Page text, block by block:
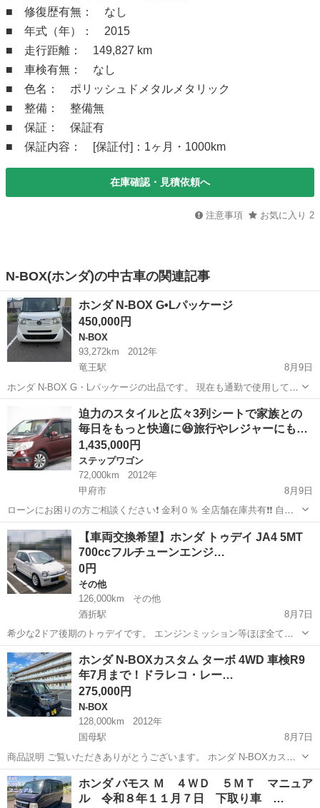
■ 修復歴有無： なし
■ 年式（年）： 2015
■ 走行距離： 149,827 km
■ 車検有無： なし
■ 色名： ポリッシュドメタルメタリック
■ 整備： 整備無
■ 保証： 保証有
■ 保証内容： [保証付]：1ヶ月・1000km
在庫確認・見積依頼へ
注意事項 お気に入り 2
N-BOX(ホンダ)の中古車の関連記事
ホンダ N-BOX G•Lパッケージ
450,000円
N-BOX
93,272km
2012年
竜王駅
8月9日
ホンダ N-BOX G・Lパッケージの出品です。 現在も通勤で使用してい
るため、走行距離は多少伸びます。 【車両情報】 ・平成24年（2012
年）式 ・N-BOX G・Lパッケージ ・型式 DBA-JF1 ・660cc ...
甲府市 竜王駅 N-BOX
迫力のスタイルと広々3列シートで家族との
毎日をもっと快適に😆旅行やレジャーにも…
1,435,000円
ステップワゴン
72,000km
2012年
甲府市
8月9日
ローンにお困りの方ご相談ください❗️ 金利０％ 全店舗在庫共有❗️❗️ 自社
ローン最大手❗️❗️❗️ ・勤続年数の短い方🆗 ・自営業をされている方🆗 ・
専業主婦をされている方🆗 ・自己破産・任意整理のご経験の...
山梨 甲府市 ステップワゴン スパーダ
【車両交換希望】ホンダ トゥデイ JA4 5MT
700ccフルチューンエンジ…
0円
その他
126,000km
その他
酒折駅
8月7日
希少な2ドア後期のトゥデイです。 エンジンミッション等ほぼ全てに
手が入ってるフルチューニングされてる車両です。詳細下記に記載し
ます。 走行距離：126000キロ AT車ベース 車検2年付 4ナンバー・2名
乗車 ホワイトパー...
山梨 甲府市 酒折駅 その他 車両
ホンダ N-BOXカスタム ターボ 4WD 車検R9
年7月まで！ドラレコ・レー…
275,000円
N-BOX
128,000km
2012年
国母駅
8月7日
商品説明 ご覧いただきありがとうございます。 ホンダ N-BOXカスタ
ム ターボ 4WDの出品です。 【車両情報】 ・平成24年（2012年）3月
登録 ・走行距離：約127,600km ・車検：令和9年7月まで ・AT...
山梨 中巨摩郡 国母駅
ホンダ バモス Ｍ ４ＷＤ ５ＭＴ マニュア
ル 令和８年１１月７日 下取り車 …